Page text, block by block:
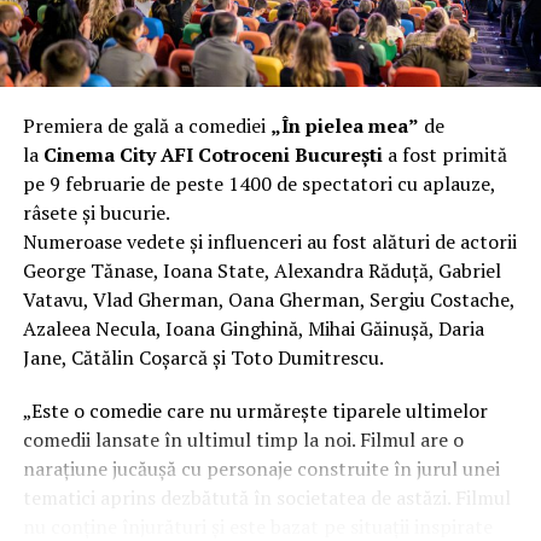
Aluminiul, pe scurt: ușor,
rezistent la coroziune, dar cu
nuanțe
Aluminiul e materialul care apare primul în conversație
când cineva caută un pavilion ușor. Și pe bună dreptate.
Densitatea aluminiului e de aproximativ 2,7 g/cm³, față
de circa 7,8 g/cm³ pentru oțel. Practic, la un volum
identic, aluminiul cântărește cam o treime din greutatea
oțelului. Pentru oricine transportă, montează și
demontează frecvent o structură, diferența asta se
simte enorm.
Un alt avantaj greu de ignorat e rezistența naturală la
coroziune. Aluminiul formează un strat subțire de oxid
Premiera de gală a comediei „În pielea mea” de
la Cinema City AFI Cotroceni Bucureștia fost primită
pe 9 februarie de peste 1400 de spectatori cu aplauze,
râsete și bucurie.
Numeroase vedete și influenceri au fost alături de actorii
George Tănase, Ioana State, Alexandra Răduță, Gabriel
Vatavu, Vlad Gherman, Oana Gherman, Sergiu Costache,
Azaleea Necula, Ioana Ginghină, Mihai Găinușă, Daria
Jane, Cătălin Coșarcă și Toto Dumitrescu.
„Este o comedie care nu urmărește tiparele ultimelor
comedii lansate în ultimul timp la noi. Filmul are o
narațiune jucăușă cu personaje construite în jurul unei
tematici aprins dezbătută în societatea de astăzi. Filmul